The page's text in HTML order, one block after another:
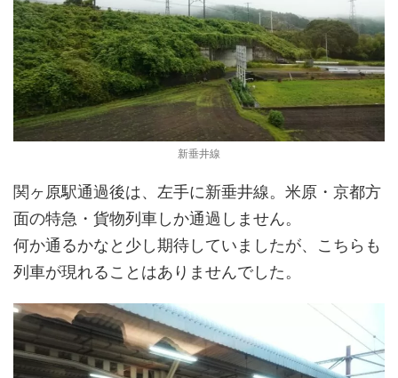
新垂井線
関ヶ原駅通過後は、左手に新垂井線。米原・京都方
面の特急・貨物列車しか通過しません。
何か通るかなと少し期待していましたが、こちらも
列車が現れることはありませんでした。